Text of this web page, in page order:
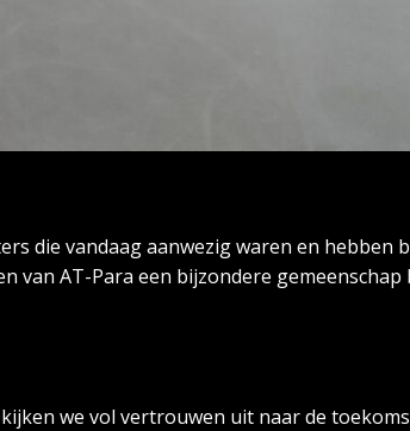
die vandaag aanwezig waren en hebben
van AT-Para een bijzondere
we vol vertrouwen uit naar de